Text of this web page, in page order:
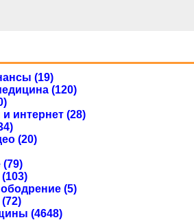
(19)
(120)
интернет (28)
(20)
(5)
(4648)